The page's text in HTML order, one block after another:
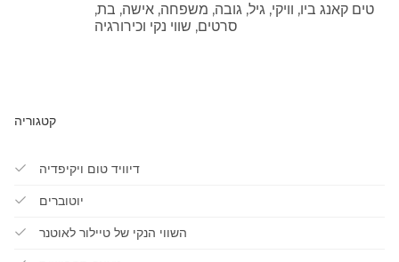
טים קאנג ביו, וויקי, גיל, גובה, משפחה, אישה, בת,
סרטים, שווי נקי וכירורגיה
קטגוריה
דיוויד טום ויקיפדיה
יוטוברים
השווי הנקי של טיילור לאוטנר